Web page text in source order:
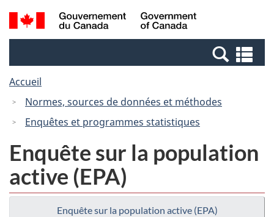
Passer
au
Passer
à
Canada
Recherche
et
et
Accueil
Normes, sources de données et méthodes
Enquêtes et programmes statistiques
Enquête sur la population
active (EPA)
Enquête sur la population active (EPA)